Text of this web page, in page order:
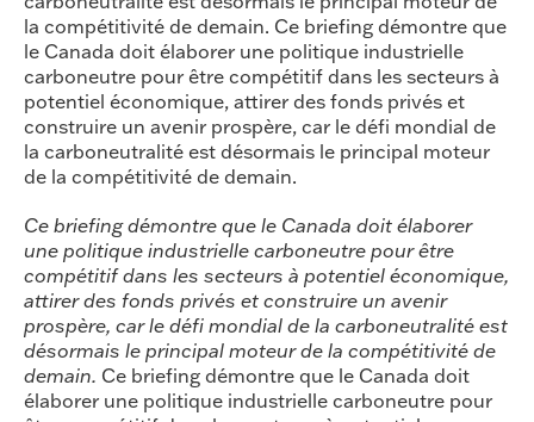
la compétitivité de demain. Ce briefing démontre que
le Canada doit élaborer une politique industrielle
carboneutre pour être compétitif dans les secteurs à
potentiel économique, attirer des fonds privés et
construire un avenir prospère, car le défi mondial de
la carboneutralité est désormais le principal moteur
de la compétitivité de demain.
Ce briefing démontre que le Canada doit élaborer
une politique industrielle carboneutre pour être
compétitif dans les secteurs à potentiel économique,
attirer des fonds privés et construire un avenir
prospère, car le défi mondial de la carboneutralité est
désormais le principal moteur de la compétitivité de
demain. Ce briefing démontre que le Canada doit
élaborer une politique industrielle carboneutre pour